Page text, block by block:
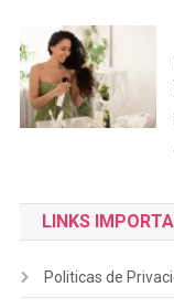
LINKS
Politicas de